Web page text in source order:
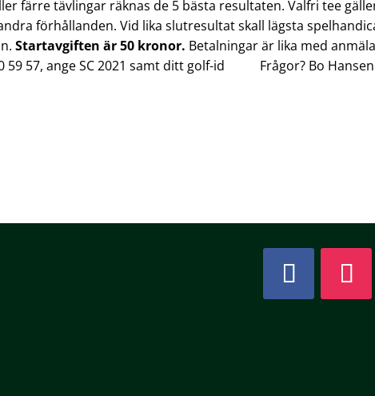
färre tävlingar räknas de 5 bästa resultaten. Valfri tee
förhållanden. Vid lika slutresultat skall lägsta
Startavgiften är 50 kronor. Betalningar är lika med
57, ange SC 2021 samt ditt golf-id
Frågor? Bo Hansen